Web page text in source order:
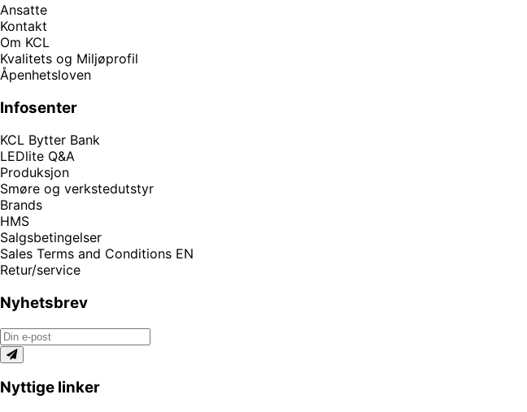
Ansatte
Kontakt
Om KCL
Kvalitets og Miljøprofil
Åpenhetsloven
Infosenter
KCL Bytter Bank
LEDlite Q&A
Produksjon
Smøre og verkstedutstyr
Brands
HMS
Salgsbetingelser
Sales Terms and Conditions EN
Retur/service
Nyhetsbrev
Nyttige linker